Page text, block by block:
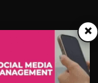
×
Roma con autorizzazione
di S.P.E.N. Srl - P.IVA